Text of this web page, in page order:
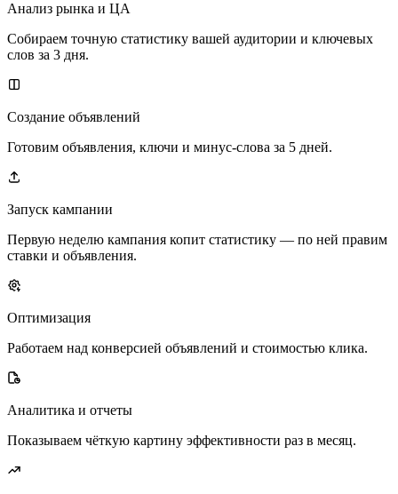
Анализ рынка и ЦА
Собираем точную статистику вашей аудитории и ключевых
слов за 3 дня.
Создание объявлений
Готовим объявления, ключи и минус-слова за 5 дней.
Запуск кампании
Первую неделю кампания копит статистику — по ней правим
ставки и объявления.
Оптимизация
Работаем над конверсией объявлений и стоимостью клика.
Аналитика и отчеты
Показываем чёткую картину эффективности раз в месяц.